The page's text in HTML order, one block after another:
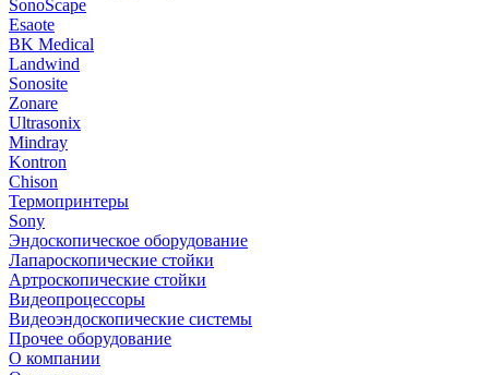
SonoScape
Esaote
BK Medical
Landwind
Sonosite
Zonare
Ultrasonix
Mindray
Kontron
Chison
Термопринтеры
Sony
Эндоскопическое оборудование
Лапароскопические стойки
Артроскопические стойки
Видеопроцессоры
Видеоэндоскопические системы
Прочее оборудование
О компании